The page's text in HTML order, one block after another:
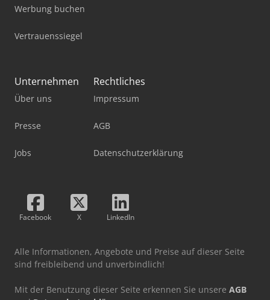
Werbung buchen
Vertrauenssiegel
Unternehmen
Über uns
Presse
Jobs
Rechtliches
Impressum
AGB
Datenschutzerklärung
Facebook X LinkedIn
Alle Informationen, Angebote und Preise auf dieser Seite
sind freibleibend und unverbindlich!
Mit der Benutzung dieser Seite erkennen Sie unsere AGB